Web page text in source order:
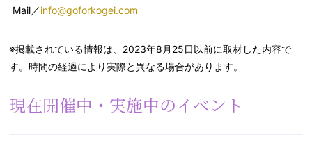
Mail／info@goforkogei.com
※掲載されている情報は、2023年8月25日以前に取材した内容で
す。時間の経過により実際と異なる場合があります。
現在開催中・実施中のイベント